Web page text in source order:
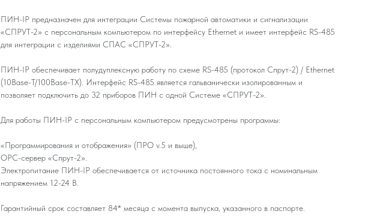
ПИН-IP предназначен для интеграции Системы пожарной автоматики и сигнализации
«СПРУТ-2» с персональным компьютером по интерфейсу Еthernet и имеет интерфейс RS-485
для интеграции с изделиями СПАС «СПРУТ-2».
ПИН-IP обеспечивает полудуплексную работу по схеме RS-485 (протокол Спрут-2) / Ethernet
(10Base-T/100Base-TX). Интерфейс RS-485 является гальванически изолированным и
позволяет подключить до 32 приборов ПИН с одной Системе «СПРУТ-2».
Для работы ПИН-IP с персональным компьютером предусмотрены программы:
«Программирования и отображения» (ПРО v.5 и выше),
OPC-сервер «Спрут-2».
Электропитание ПИН-IP обеспечивается от источника постоянного тока с номинальным
напряжением 12-24 В.
Гарантийный срок составляет 84* месяца с момента выпуска, указанного в паспорте.